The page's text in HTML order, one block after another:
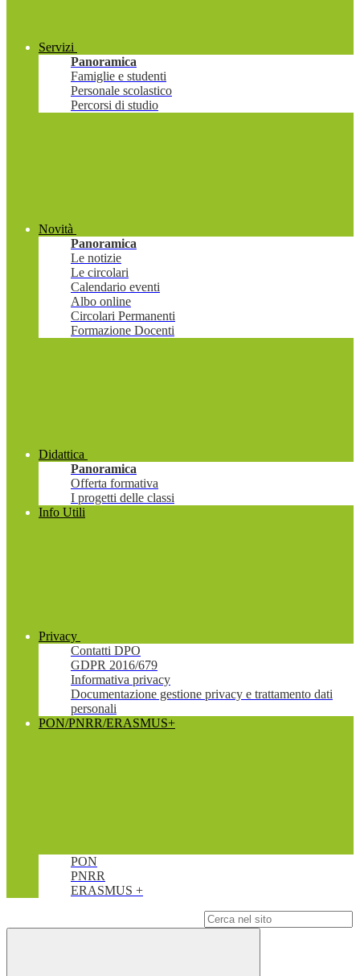
Servizi
Panoramica
Famiglie e studenti
Personale scolastico
Percorsi di studio
Novità
Panoramica
Le notizie
Le circolari
Calendario eventi
Albo online
Circolari Permanenti
Formazione Docenti
Didattica
Panoramica
Offerta formativa
I progetti delle classi
Info Utili
Privacy
Contatti DPO
GDPR 2016/679
Informativa privacy
Documentazione gestione privacy e trattamento dati
personali
PON/PNRR/ERASMUS+
PON
PNRR
ERASMUS +